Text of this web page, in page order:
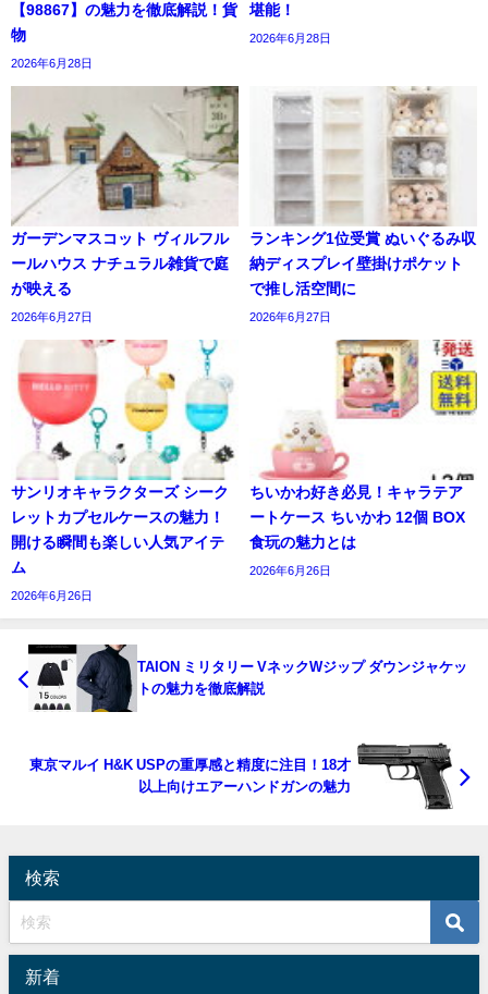
【98867】の魅力を徹底解説！貨
物
2026年6月28日
堪能！
2026年6月28日
ガーデンマスコット ヴィルフル
ールハウス ナチュラル雑貨で庭
が映える
2026年6月27日
ランキング1位受賞 ぬいぐるみ収
納ディスプレイ壁掛けポケット
で推し活空間に
2026年6月27日
サンリオキャラクターズ シーク
レットカプセルケースの魅力！
開ける瞬間も楽しい人気アイテ
ム
2026年6月26日
ちいかわ好き必見！キャラテア
ートケース ちいかわ 12個 BOX
食玩の魅力とは
2026年6月26日
TAION ミリタリー VネックWジップ ダウンジャケッ
トの魅力を徹底解説
東京マルイ H&K USPの重厚感と精度に注目！18才
以上向けエアーハンドガンの魅力
検索
新着